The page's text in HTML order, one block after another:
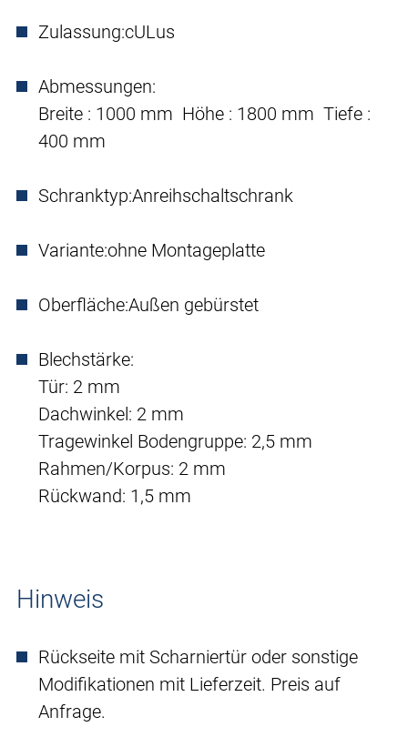
Zulassung:cULus
Abmessungen:
Breite : 1000 mm Höhe : 1800 mm Tiefe :
400 mm
Schranktyp:Anreihschaltschrank
Variante:ohne Montageplatte
Oberfläche:Außen gebürstet
Blechstärke:
Tür: 2 mm
Dachwinkel: 2 mm
Tragewinkel Bodengruppe: 2,5 mm
Rahmen/Korpus: 2 mm
Rückwand: 1,5 mm
Hinweis
Rückseite mit Scharniertür oder sonstige
Modifikationen mit Lieferzeit. Preis auf
Anfrage.